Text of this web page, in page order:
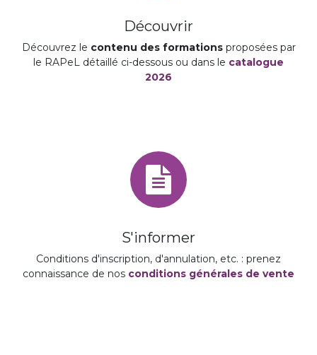
Découvrir
Découvrez le contenu des formationsproposées par
le RAPeL détaillé ci-dessous ou dans le catalogue
2026
S'informer
Conditions d'inscription, d'annulation, etc. : prenez
connaissance de nos conditions générales de vente